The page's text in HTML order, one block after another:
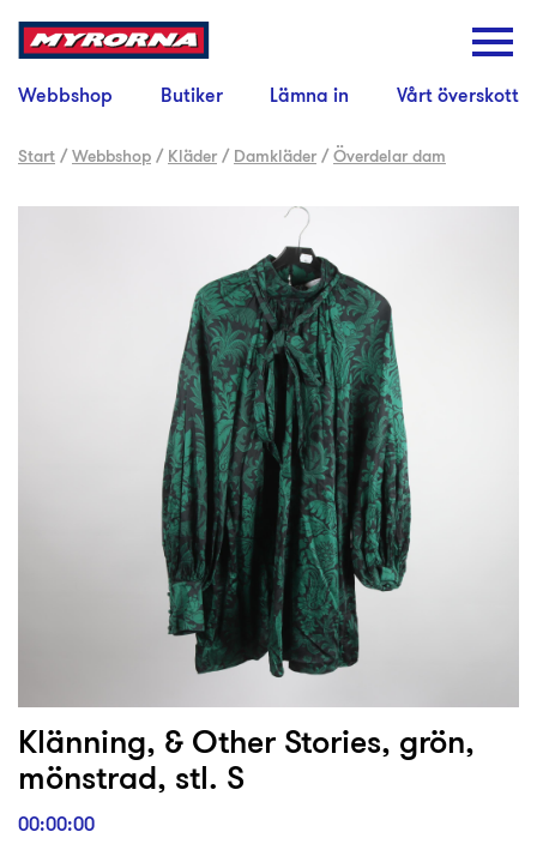
Webbshop Butiker Lämna in Vårt överskott
Start /Webbshop / Kläder / Damkläder /Överdelar dam
Klänning, & Other Stories, grön,
mönstrad, stl. S
00:00:00